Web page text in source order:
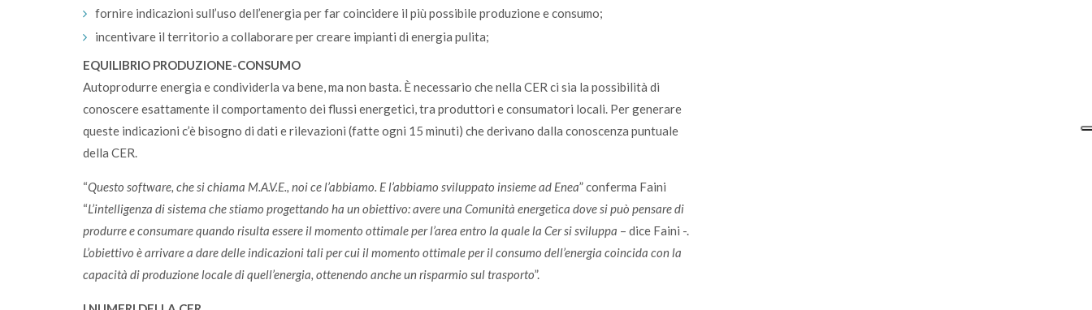
fornire indicazioni sull’uso dell’energia per far coincidere il più possibile produzione e consumo;
incentivare il territorio a collaborare per creare impianti di energia pulita;
EQUILIBRIO PRODUZIONE-CONSUMO
Autoprodurre energia e condividerla va bene, ma non basta. È necessario che nella CER ci sia la possibilità di
conoscere esattamente il comportamento dei flussi energetici, tra produttori e consumatori locali. Per generare
queste indicazioni c’è bisogno di dati e rilevazioni (fatte ogni 15 minuti) che derivano dalla conoscenza puntuale
della CER.
“Questo software, che si chiama M.A.V.E., noi ce l’abbiamo. E l’abbiamo sviluppato insieme ad Enea” conferma Faini
“L’intelligenza di sistema che stiamo progettando ha un obiettivo: avere una Comunità energetica dove si può pensare di
produrre e consumare quando risulta essere il momento ottimale per l’area entro la quale la Cer si sviluppa – dice Faini -.
L’obiettivo è arrivare a dare delle indicazioni tali per cui il momento ottimale per il consumo dell’energia coincida con la
capacità di produzione locale di quell’energia, ottenendo anche un risparmio sul trasporto”.